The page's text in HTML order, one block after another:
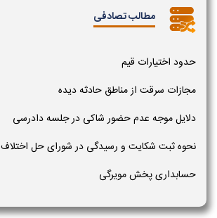
مطالب تصادفی
حدود اختیارات قیم
مجازات سرقت از مناطق حادثه دیده
دلایل موجه عدم حضور شاکی در جلسه دادرسی
نحوه ثبت شکایت و رسیدگی در شورای حل اختلاف
حسابداری پخش مویرگی